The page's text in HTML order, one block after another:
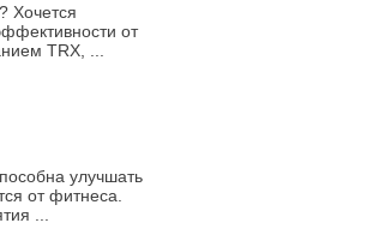
Хочется
от
TRX, ...
улучшать
от фитнеса.
...